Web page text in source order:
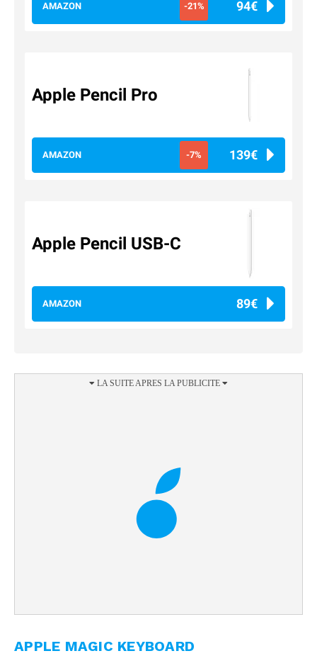
AMAZON -21% 94€
Apple Pencil Pro
AMAZON -7% 139€
Apple Pencil USB-C
AMAZON 89€
APPLE MAGIC KEYBOARD